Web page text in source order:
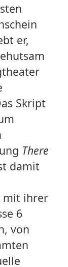
er,
Skript
There
damit
mit ihrer
6
von